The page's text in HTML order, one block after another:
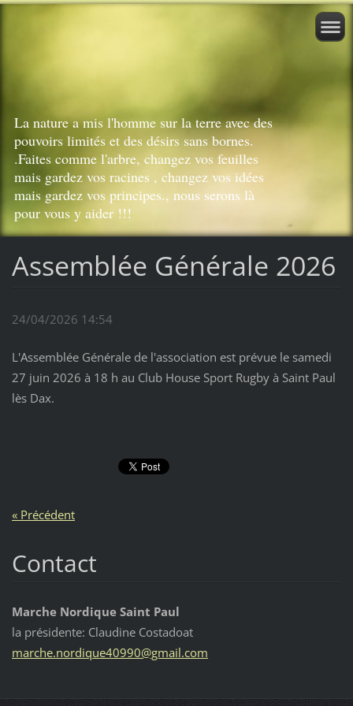
La nature a mis l'homme sur la terre avec des
pouvoirs limités et des désirs sans bornes.
.Faites comme l'arbre, changez vos feuilles
mais gardez vos racines , changez vos idées
mais gardez vos principes., nous serons là
pour vous y aider !!!
Assemblée Générale 2026
24/04/2026 14:54
L'Assemblée Générale de l'association est prévue le samedi
27 juin 2026 à 18 h au Club House Sport Rugby à Saint Paul
lès Dax.
« Précédent
Contact
Marche Nordique Saint Paul
la présidente: Claudine Costadoat
marche.nordique40990@gmail.com